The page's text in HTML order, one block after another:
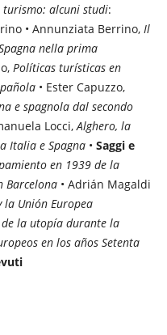
turismo: alcuni studi:
• Annunziata Berrino, Il
nella prima
Políticas turísticas en
• Ester Capuzzo,
e spagnola dal secondo
Locci,Alghero, la
Italia e Spagna • Saggi e
en 1939 de la
Barcelona • Adrián Magaldi
la Unión Europea
de la utopía durante la
en los años Setenta